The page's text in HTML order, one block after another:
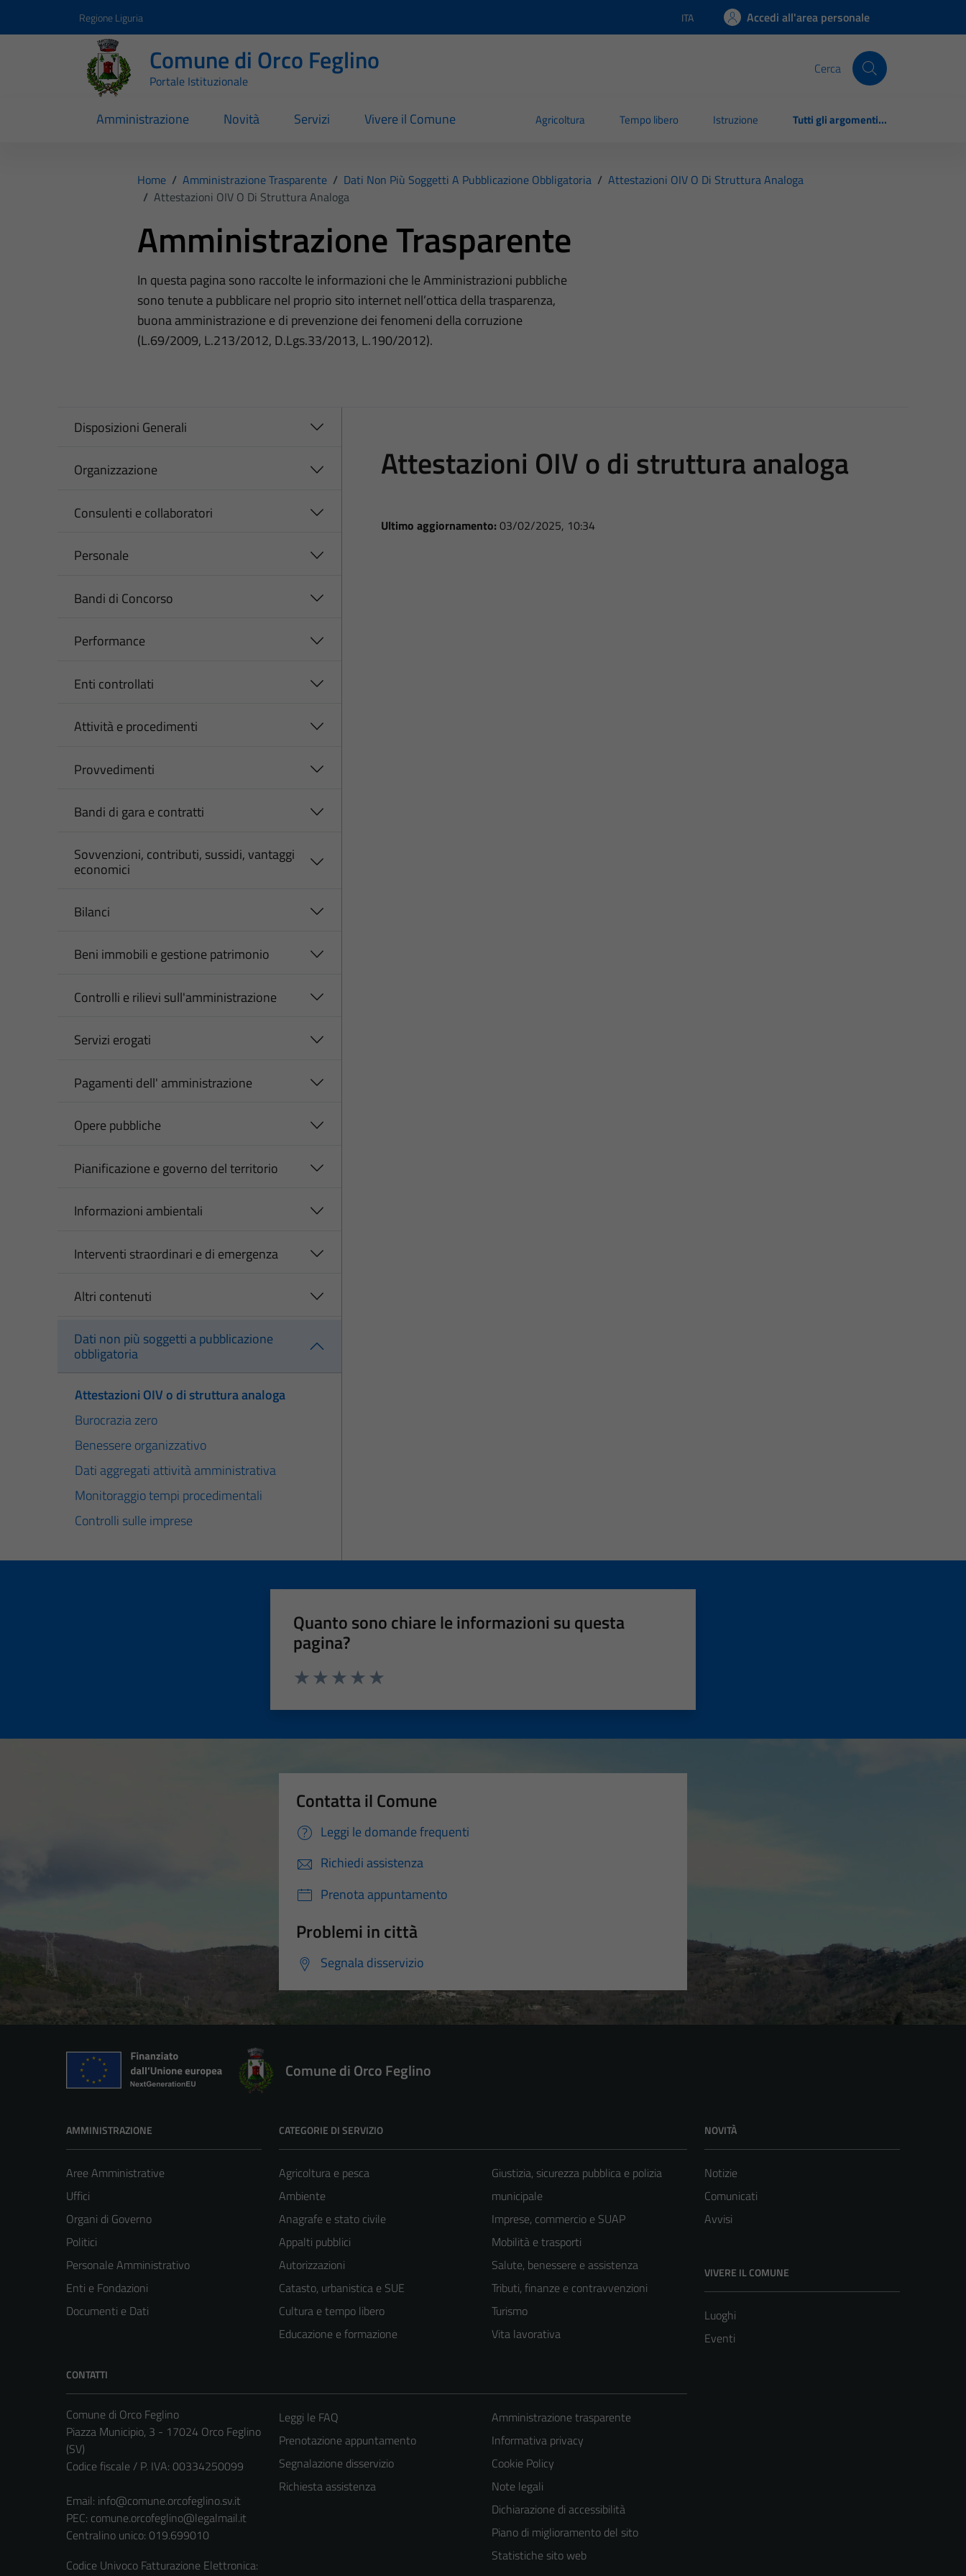
Regione Liguria Lingua attiva:
ITA Accedi all'area personale
Comune di Orco Feglino
Portale Istituzionale
Cerca
Amministrazione Novità Servizi Vivere il Comune Agricoltura Tempo libero Istruzione Tutti gli argomenti...
Home / Amministrazione Trasparente / Dati Non Più Soggetti A Pubblicazione Obbligatoria / Attestazioni OIV O Di Struttura Analoga
/ Attestazioni OIV O Di Struttura Analoga
Amministrazione Trasparente
In questa pagina sono raccolte le informazioni che le Amministrazioni pubbliche
sono tenute a pubblicare nel proprio sito internet nell’ottica della trasparenza,
buona amministrazione e di prevenzione dei fenomeni della corruzione
(L.69/2009, L.213/2012, D.Lgs.33/2013, L.190/2012).
Disposizioni Generali
Organizzazione
Consulenti e collaboratori
Personale
Bandi di Concorso
Performance
Enti controllati
Attività e procedimenti
Provvedimenti
Bandi di gara e contratti
Sovvenzioni, contributi, sussidi, vantaggi
economici
Bilanci
Beni immobili e gestione patrimonio
Controlli e rilievi sull'amministrazione
Servizi erogati
Pagamenti dell' amministrazione
Opere pubbliche
Pianificazione e governo del territorio
Informazioni ambientali
Interventi straordinari e di emergenza
Altri contenuti
Dati non più soggetti a pubblicazione
obbligatoria
Attestazioni OIV o di struttura analoga
Burocrazia zero
Benessere organizzativo
Dati aggregati attività amministrativa
Monitoraggio tempi procedimentali
Controlli sulle imprese
Attestazioni OIV o di struttura analoga
Ultimo aggiornamento: 03/02/2025, 10:34
Quanto sono chiare le informazioni su questa
pagina?
Contatta il Comune
Leggi le domande frequenti
Richiedi assistenza
Prenota appuntamento
Problemi in città
Segnala disservizio
Comune di Orco Feglino
AMMINISTRAZIONE
Aree Amministrative
Uffici
Organi di Governo
Politici
Personale Amministrativo
Enti e Fondazioni
Documenti e Dati
CATEGORIE DI SERVIZIO
Agricoltura e pesca
Ambiente
Anagrafe e stato civile
Appalti pubblici
Autorizzazioni
Catasto, urbanistica e SUE
Cultura e tempo libero
Educazione e formazione
Giustizia, sicurezza pubblica e polizia
municipale
Imprese, commercio e SUAP
Mobilità e trasporti
Salute, benessere e assistenza
Tributi, finanze e contravvenzioni
Turismo
Vita lavorativa
NOVITÀ
Notizie
Comunicati
Avvisi
VIVERE IL COMUNE
Luoghi
Eventi
CONTATTI
Comune di Orco Feglino
Piazza Municipio, 3 - 17024 Orco Feglino
(SV)
Codice fiscale / P. IVA: 00334250099
Email: info@comune.orcofeglino.sv.it
PEC: comune.orcofeglino@legalmail.it
Centralino unico: 019.699010
Codice Univoco Fatturazione Elettronica:
Leggi le FAQ
Prenotazione appuntamento
Segnalazione disservizio
Richiesta assistenza
Amministrazione trasparente
Informativa privacy
Cookie Policy
Note legali
Dichiarazione di accessibilità
Piano di miglioramento del sito
Statistiche sito web
Tecnici
sono necessari
per il
funzionamento